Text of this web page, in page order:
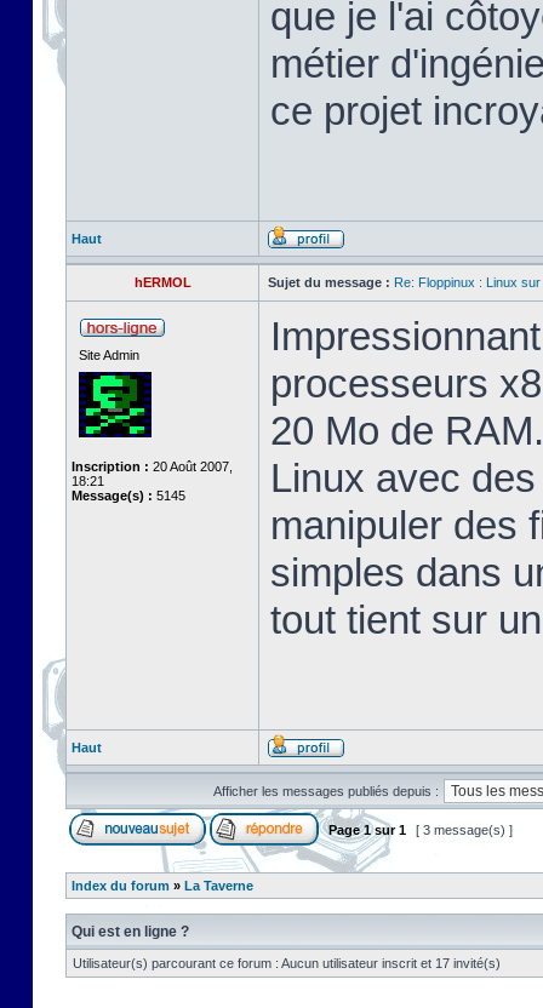
que je l'ai
métier
ce projet
Haut
hERMOL Sujet du message : Re: Floppinux : Linux
Site Admin
Inscription : 20 Août 2007,
18:21
Message(s) : 5145
processeurs
20 Mo de
Linux avec
manipuler des
simples dans
tout tient sur
Haut
Afficher les messages publiés depuis :
Page1sur1 [ 3 message(s) ]
Index du forum » La Taverne
Qui est en ligne ?
Utilisateur(s) parcourant ce forum : Aucun utilisateur inscrit et 17 invité(s)